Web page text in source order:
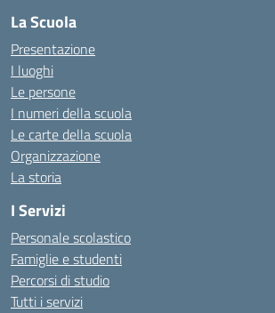
La Scuola
Presentazione
I luoghi
Le persone
I numeri della scuola
Le carte della scuola
Organizzazione
La storia
I Servizi
Personale scolastico
Famiglie e studenti
Percorsi di studio
Tutti i servizi